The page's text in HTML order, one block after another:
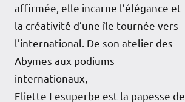
affirmée, elle incarne l’élégance et
la créativité d’une île tournée vers
l’international. De son atelier des
Abymes aux podiums
internationaux,
Eliette Lesuperbe est la papesse de